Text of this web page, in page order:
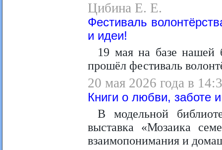
Цибина Е. Е.
Фестиваль
и идеи!
19 мая на базе нашей
прошёл фестиваль
20 мая 2026 года в
Книги о любви, заботе
В модельной
выставка «Мозаика
взаимопонимания и